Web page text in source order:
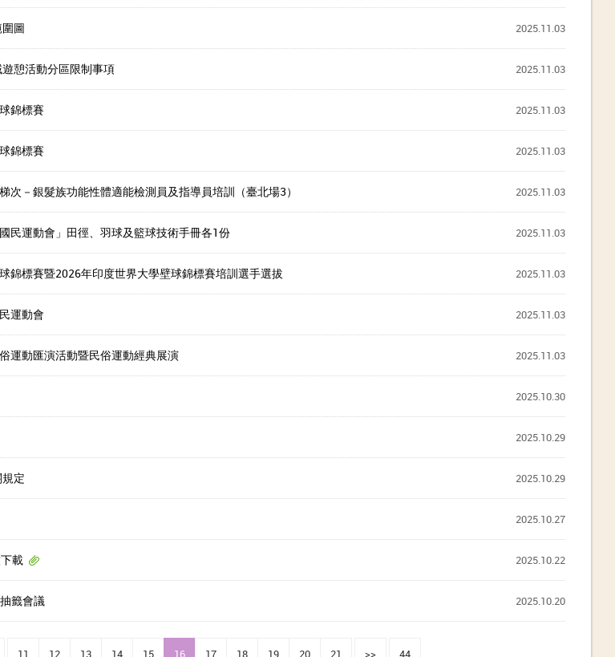
圖 2025.11.03
憩活動分區限制事項 2025.11.03
錦標賽 2025.11.03
錦標賽 2025.11.03
次－銀髮族功能性體適能檢測員及指導員培訓（臺北場3） 2025.11.03
民運動會」田徑、羽球及籃球技術手冊各1份 2025.11.03
錦標賽暨2026年印度世界大學壁球錦標賽培訓選手選拔 2025.11.03
運動會 2025.11.03
運動匯演活動暨民俗運動經典展演 2025.11.03
2025.10.30
2025.10.29
定 2025.10.29
2025.10.27
載 2025.10.22
籤會議 2025.10.20
11 12 13 14 15 16 17 18 19 20 21 >> 44